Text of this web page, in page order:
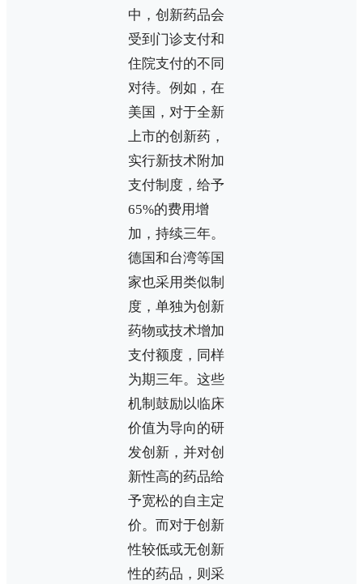
中，创新药品会
受到门诊支付和
住院支付的不同
对待。例如，在
美国，对于全新
上市的创新药，
实行新技术附加
支付制度，给予
65%的费用增
加，持续三年。
德国和台湾等国
家也采用类似制
度，单独为创新
药物或技术增加
支付额度，同样
为期三年。这些
机制鼓励以临床
价值为导向的研
发创新，并对创
新性高的药品给
予宽松的自主定
价。而对于创新
性较低或无创新
性的药品，则采